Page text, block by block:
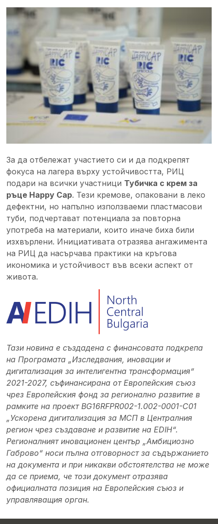
За да отбележат участието си и да подкрепят
фокуса на лагера върху устойчивостта, РИЦ
подари на всички участници Тубичка с крем за
ръце Happy Cap. Тези кремове, опаковани в леко
дефектни, но напълно използваеми пластмасови
туби, подчертават потенциала за повторна
употреба на материали, които иначе биха били
изхвърлени. Инициативата отразява ангажимента
на РИЦ да насърчава практики на кръгова
икономика и устойчивост във всеки аспект от
живота.
Тази новина е създадена с финансовата подкрепа
на Програмата „Изследвания, иновации и
дигитализация за интелигентна трансформация“
2021-2027, съфинансирана от Европейския съюз
чрез Европейския фонд за регионално развитие в
рамките на проект BG16RFPR002-1.002-0001-C01
„Ускорена дигитализация за МСП в Централния
регион чрез създаване и развитие на EDIH“.
Регионалният иновационен център „Амбициозно
Габрово“ носи пълна отговорност за съдържанието
на документа и при никакви обстоятелства не може
да се приема, че този документ отразява
официалната позиция на Европейския съюз и
управляващия орган.